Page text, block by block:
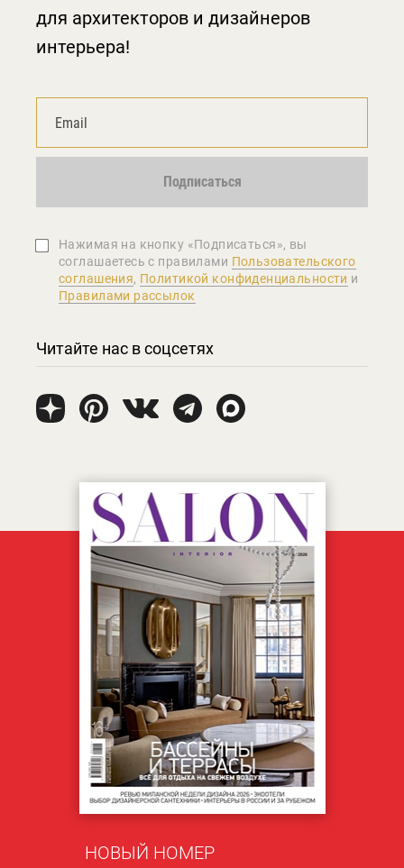
для архитекторов и дизайнеров
интерьера!
Подписаться
Нажимая на кнопку «Подписаться», вы
соглашаетеcь с правилами Пользовательского
соглашения, Политикой конфиденциальности и
Правилами рассылок
Читайте нас в соцсетях
НОВЫЙ НОМЕР